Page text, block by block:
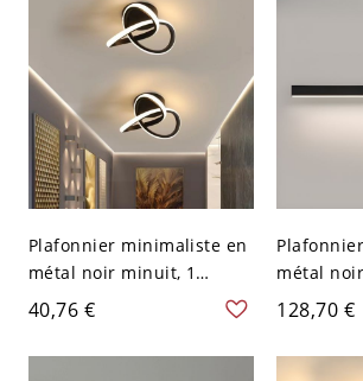
Plafonnier minimaliste en
métal noir minuit, 1
lumière, semi-encastré
avec abat-jour en lucite,
110V-120V
40,76 €
métal
1 lumière
direct,
128,70 €